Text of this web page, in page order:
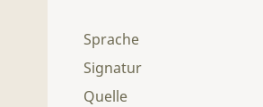
Sprache
Signatur
Quelle